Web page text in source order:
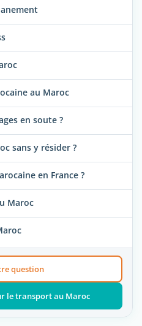
au Maroc
en soute ?
sans y résider ?
en France ?
Maroc
question
le transport au Maroc